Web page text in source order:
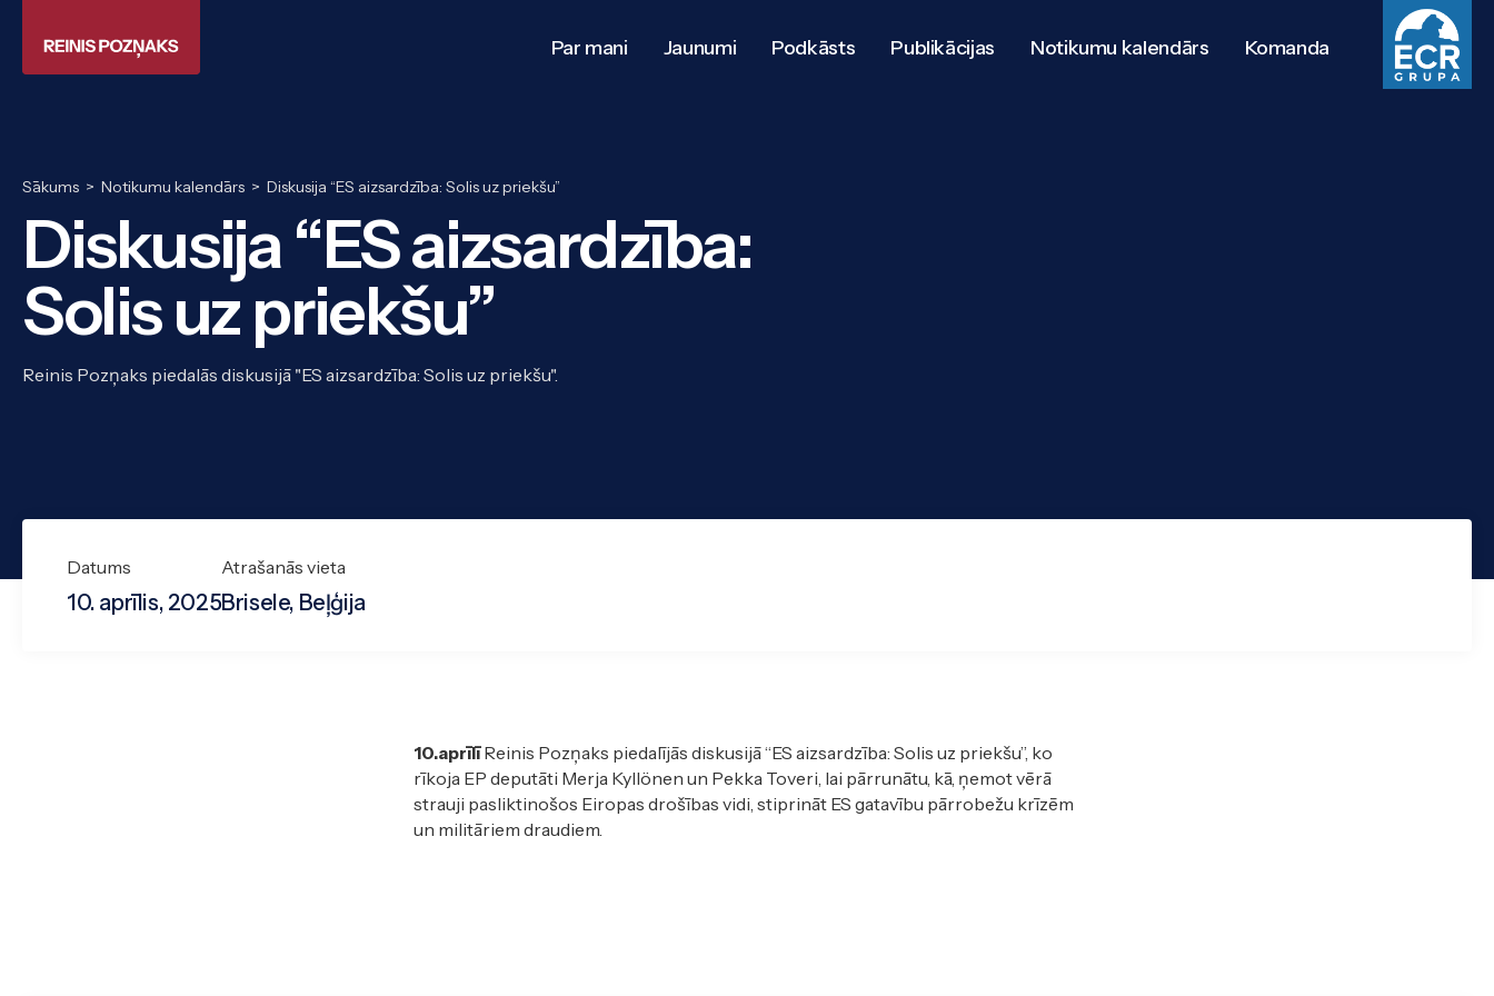
Par mani Jaunumi Podkāsts Publikācijas Notikumu kalendārs Komanda
Sākums > Notikumu kalendārs > Diskusija “ES aizsardzība: Solis uz priekšu”
Diskusija “ES aizsardzība:
Solis uz priekšu”
Reinis Pozņaks piedalās diskusijā "ES aizsardzība: Solis uz priekšu".
Datums
10. aprīlis, 2025
Atrašanās vieta
Brisele, Beļģija
10.aprīlīReinis Pozņaks piedalījās diskusijā “ES aizsardzība: Solis uz priekšu”, ko
rīkoja EP deputāti Merja Kyllönen un Pekka Toveri, lai pārrunātu, kā, ņemot vērā
strauji pasliktinošos Eiropas drošības vidi, stiprināt ES gatavību pārrobežu krīzēm
un militāriem draudiem.